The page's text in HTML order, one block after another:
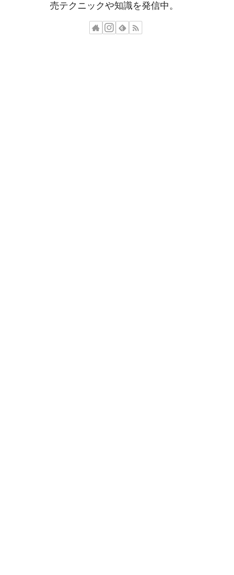
売テクニックや知識を発信中。